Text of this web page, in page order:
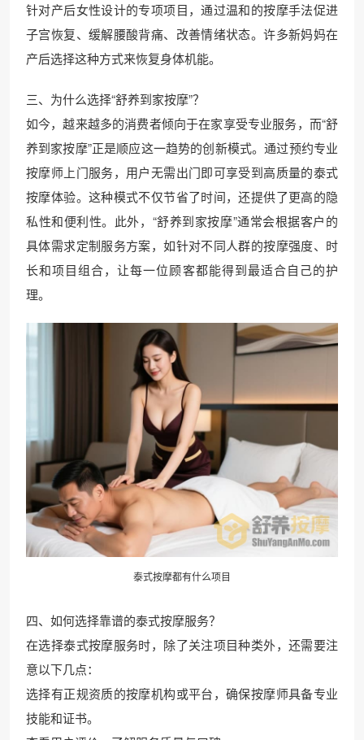
针对产后女性设计的专项项目，通过温和的按摩手法促进
子宫恢复、缓解腰酸背痛、改善情绪状态。许多新妈妈在
产后选择这种方式来恢复身体机能。
三、为什么选择“舒养到家按摩”？
如今，越来越多的消费者倾向于在家享受专业服务，而“舒
养到家按摩”正是顺应这一趋势的创新模式。通过预约专业
按摩师上门服务，用户无需出门即可享受到高质量的泰式
按摩体验。这种模式不仅节省了时间，还提供了更高的隐
私性和便利性。此外，“舒养到家按摩”通常会根据客户的
具体需求定制服务方案，如针对不同人群的按摩强度、时
长和项目组合，让每一位顾客都能得到最适合自己的护
理。
泰式按摩都有什么项目
四、如何选择靠谱的泰式按摩服务？
在选择泰式按摩服务时，除了关注项目种类外，还需要注
意以下几点：
选择有正规资质的按摩机构或平台，确保按摩师具备专业
技能和证书。